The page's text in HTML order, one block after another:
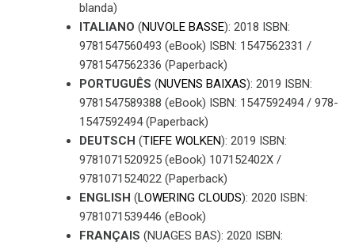
blanda)
ITALIANO (NUVOLE BASSE): 2018 ISBN:
9781547560493 (eBook) ISBN: 1547562331 /
9781547562336 (Paperback)
PORTUGUÊS (NUVENS BAIXAS): 2019 ISBN:
9781547589388 (eBook) ISBN: 1547592494 / 978-
1547592494 (Paperback)
DEUTSCH (TIEFE WOLKEN): 2019 ISBN:
9781071520925 (eBook) 107152402X /
9781071524022 (Paperback)
ENGLISH (LOWERING CLOUDS): 2020 ISBN:
9781071539446 (eBook)
FRANÇAIS (NUAGES BAS): 2020 ISBN: